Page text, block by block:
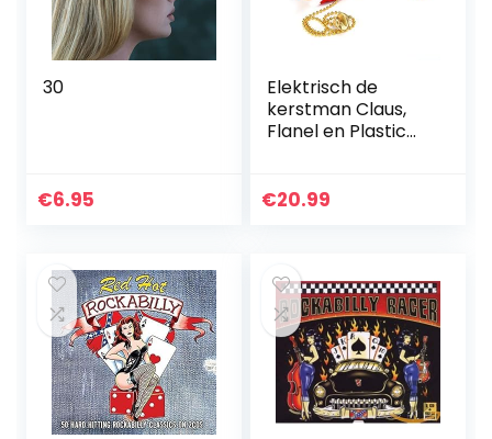
30
€6.95
Elektrisch de
kerstman Claus,
Flanel en Plastic
Ontwerp voor
€20.99